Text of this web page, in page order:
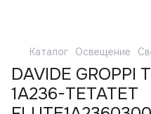
Каталог Освещение
DAVIDE GROPPI
1A236-TETATET